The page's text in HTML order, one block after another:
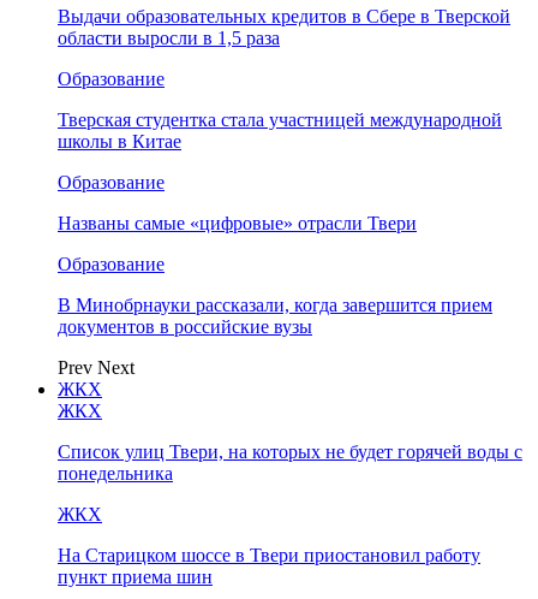
Выдачи образовательных кредитов в Сбере в Тверской
области выросли в 1,5 раза
Образование
Тверская студентка стала участницей международной
школы в Китае
Образование
Названы самые «цифровые» отрасли Твери
Образование
В Минобрнауки рассказали, когда завершится прием
документов в российские вузы
Prev Next
ЖКХ
ЖКХ
Список улиц Твери, на которых не будет горячей воды с
понедельника
ЖКХ
На Старицком шоссе в Твери приостановил работу
пункт приема шин